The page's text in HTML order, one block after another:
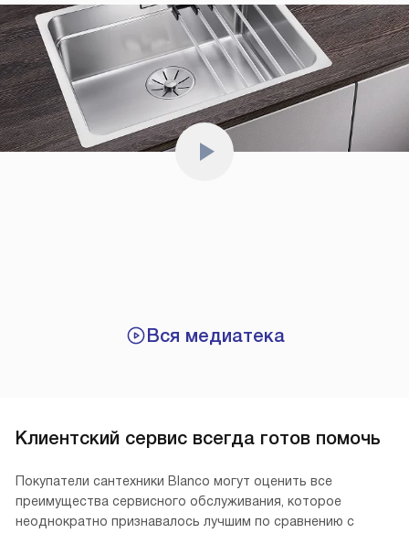
Вся медиатека
Клиентский сервис всегда готов помочь
Покупатели сантехники Blanco могут оценить все
преимущества сервисного обслуживания, которое
неоднократно признавалось лучшим по сравнению с